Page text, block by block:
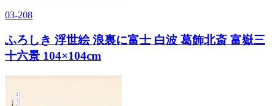
03-208
ふろしき 浮世絵 浪裏に富士 白波 葛飾北斎 富嶽三
十六景 104×104cm